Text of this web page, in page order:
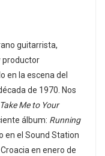
guitarrista,
productor
en la escena del
de 1970. Nos
Take Me to Your
álbum: Running
en el Sound Station
en enero de